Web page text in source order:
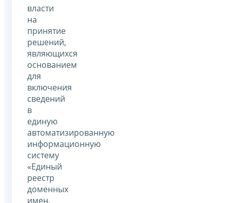
власти
на
принятие
решений,
являющихся
основанием
для
включения
сведений
в
единую
автоматизированную
информационную
систему
«Единый
реестр
доменных
имен,